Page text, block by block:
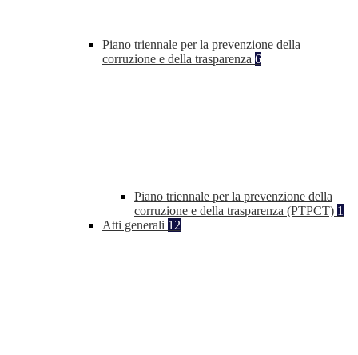
Piano triennale per la prevenzione della
corruzione e della trasparenza 6
Piano triennale per la prevenzione della
corruzione e della trasparenza (PTPCT) 1
Atti generali 12